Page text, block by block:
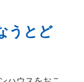
うとど